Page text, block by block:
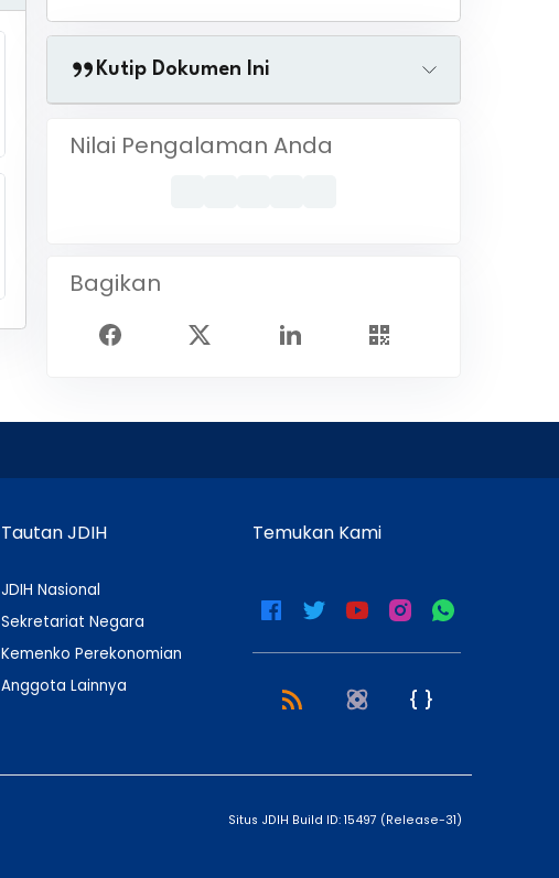
Kutip Dokumen Ini
Nilai Pengalaman Anda
Bagikan
Tautan JDIH
JDIH Nasional
Sekretariat Negara
Kemenko Perekonomian
Anggota Lainnya
Temukan Kami
Situs JDIH Build ID: 15497 (Release-31)